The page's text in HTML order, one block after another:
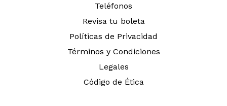
Teléfonos
Revisa tu boleta
Políticas de Privacidad
Términos y Condiciones
Legales
Código de Ética